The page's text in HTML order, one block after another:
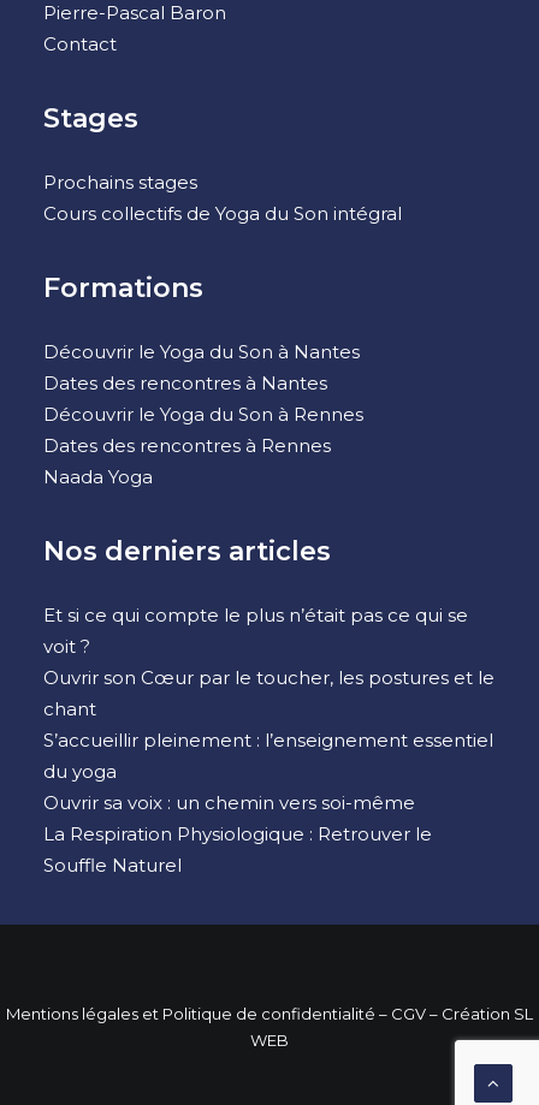
Pierre-Pascal Baron
Contact
Stages
Prochains stages
Cours collectifs de Yoga du Son intégral
Formations
Découvrir le Yoga du Son à Nantes
Dates des rencontres à Nantes
Découvrir le Yoga du Son à Rennes
Dates des rencontres à Rennes
Naada Yoga
Nos derniers articles
Et si ce qui compte le plus n’était pas ce qui se
voit ?
Ouvrir son Cœur par le toucher, les postures et le
chant
S’accueillir pleinement : l’enseignement essentiel
du yoga
Ouvrir sa voix : un chemin vers soi-même
La Respiration Physiologique : Retrouver le
Souffle Naturel
Mentions légales et Politique de confidentialité – CGV – Création SL
WEB